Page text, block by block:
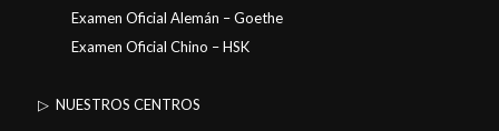
Examen Oficial Alemán – Goethe
Examen Oficial Chino – HSK
▷ NUESTROS CENTROS